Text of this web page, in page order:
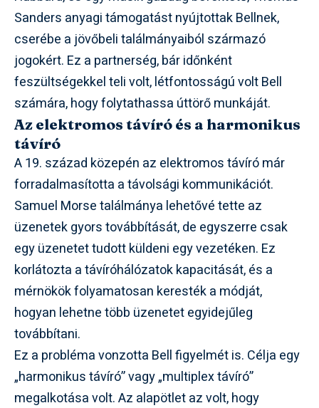
Sanders anyagi támogatást nyújtottak Bellnek,
cserébe a jövőbeli találmányaiból származó
jogokért. Ez a partnerség, bár időnként
feszültségekkel teli volt, létfontosságú volt Bell
számára, hogy folytathassa úttörő munkáját.
Az elektromos távíró és a harmonikus
távíró
A 19. század közepén az elektromos távíró már
forradalmasította a távolsági kommunikációt.
Samuel Morse találmánya lehetővé tette az
üzenetek gyors továbbítását, de egyszerre csak
egy üzenetet tudott küldeni egy vezetéken. Ez
korlátozta a távíróhálózatok kapacitását, és a
mérnökök folyamatosan keresték a módját,
hogyan lehetne több üzenetet egyidejűleg
továbbítani.
Ez a probléma vonzotta Bell figyelmét is. Célja egy
„harmonikus távíró” vagy „multiplex távíró”
megalkotása volt. Az alapötlet az volt, hogy